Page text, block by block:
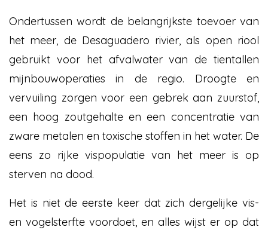
Ondertussen wordt de belangrijkste toevoer van
het meer, de Desaguadero rivier, als open riool
gebruikt voor het afvalwater van de tientallen
mijnbouwoperaties in de regio. Droogte en
vervuiling zorgen voor een gebrek aan zuurstof,
een hoog zoutgehalte en een concentratie van
zware metalen en toxische stoffen in het water. De
eens zo rijke vispopulatie van het meer is op
sterven na dood.
Het is niet de eerste keer dat zich dergelijke vis-
en vogelsterfte voordoet, en alles wijst er op dat